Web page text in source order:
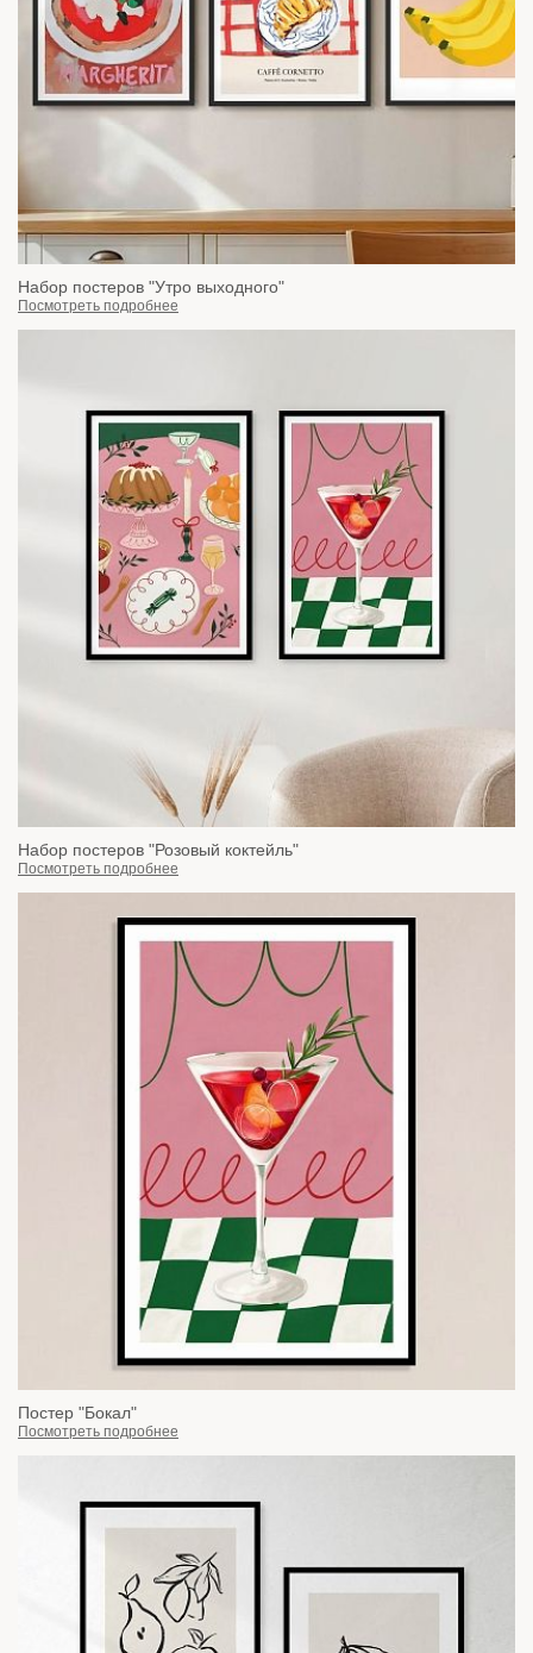
Набор постеров "Утро выходного"
Посмотреть подробнее
Набор постеров "Розовый коктейль"
Посмотреть подробнее
Постер "Бокал"
Посмотреть подробнее